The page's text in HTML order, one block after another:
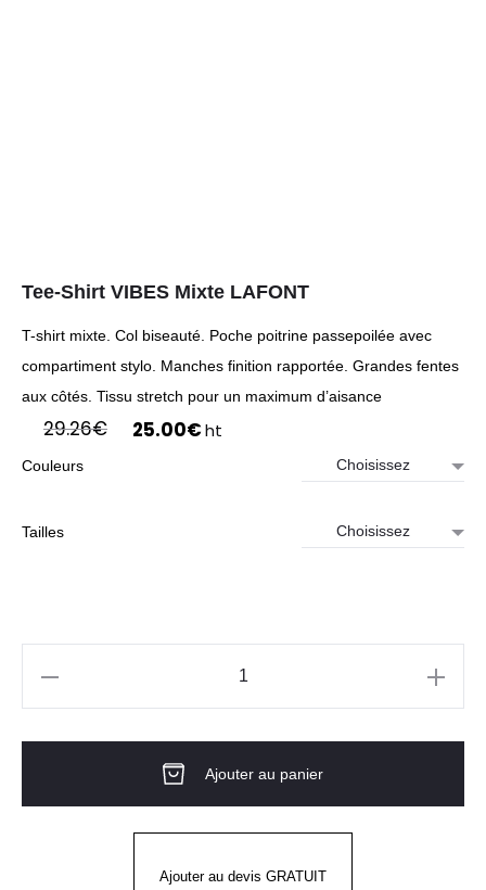
Tee-Shirt VIBES Mixte LAFONT
T-shirt mixte. Col biseauté. Poche poitrine passepoilée avec
compartiment stylo. Manches finition rapportée. Grandes fentes
aux côtés. Tissu stretch pour un maximum d’aisance
29.26€ 25.00€ Le
ht
Couleurs
Tailles
VIBES
Ajouter au panier
Ajouter au devis GRATUIT